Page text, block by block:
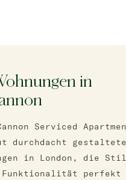
in
Serviced
durchdacht gestaltete
in London, die
Funktionalität perfekt